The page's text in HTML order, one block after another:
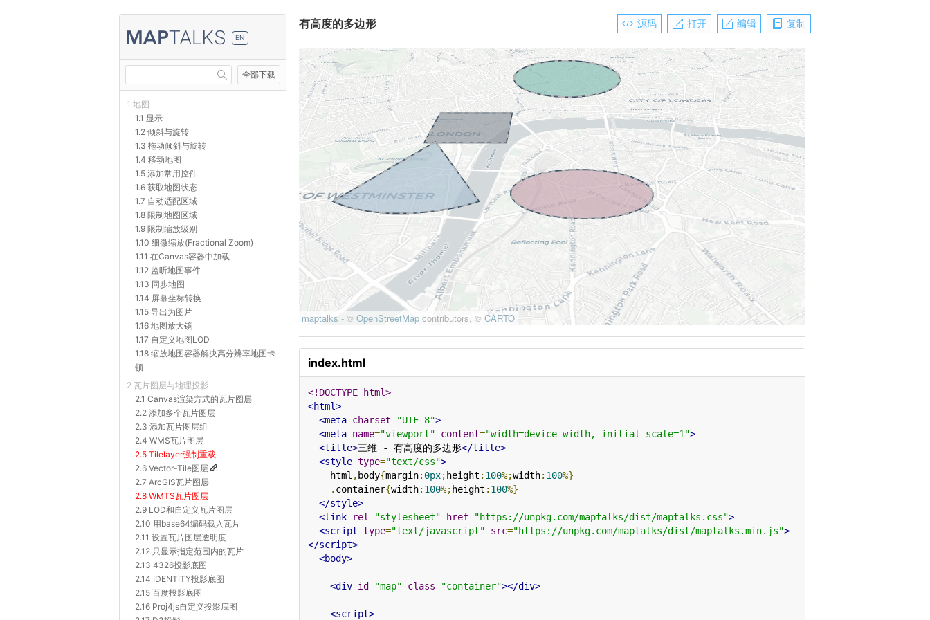
EN
全部下载
1 地图
1.1 显示
1.2 倾斜与旋转
1.3 拖动倾斜与旋转
1.4 移动地图
1.5 添加常用控件
1.6 获取地图状态
1.7 自动适配区域
1.8 限制地图区域
1.9 限制缩放级别
1.10 细微缩放(Fractional Zoom)
1.11 在Canvas容器中加载
1.12 监听地图事件
1.13 同步地图
1.14 屏幕坐标转换
1.15 导出为图片
1.16 地图放大镜
1.17 自定义地图LOD
1.18 缩放地图容器解决高分辨率地图卡
顿
2 瓦片图层与地理投影
2.1 Canvas渲染方式的瓦片图层
2.2 添加多个瓦片图层
2.3 添加瓦片图层组
2.4 WMS瓦片图层
2.5 Tilelayer强制重载
2.6 Vector-Tile图层
2.7 ArcGIS瓦片图层
2.8 WMTS瓦片图层
2.9 LOD和自定义瓦片图层
2.10 用base64编码载入瓦片
2.11 设置瓦片图层透明度
2.12 只显示指定范围内的瓦片
2.13 4326投影底图
2.14 IDENTITY投影底图
2.15 百度投影底图
2.16 Proj4js自定义投影底图
有高度的多边形 源码 打开 编辑 复制
index.html
<!DOCTYPE html>
<html>
<meta charset="UTF-8">
<meta name="viewport" content="width=device-width, initial-scale=1">
<title>三维 - 有高度的多边形</title>
<style type="text/css">
    html
, body{margin: 0px; height : 100%;width: 100%}
. container{width: 100%; height : 100%}
</style>
<link
rel="stylesheet" href="https://unpkg.com/maptalks/dist/maptalks.css">
<script type="text/javascript" src="https://unpkg.com/maptalks/dist/maptalks.min.js">
</script>
<body>
<div id="map" class="container"></div>
<script>